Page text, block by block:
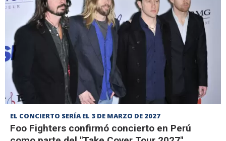
EL CONCIERTO SERÍA EL 3 DE MARZO DE 2027
Foo Fighters confirmó concierto en Perú